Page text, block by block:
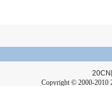
20CN
Copyright © 2000-2010